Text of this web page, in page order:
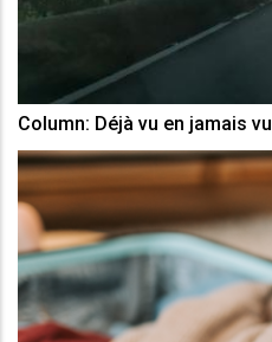
Column: Déjà vu en jamais vu